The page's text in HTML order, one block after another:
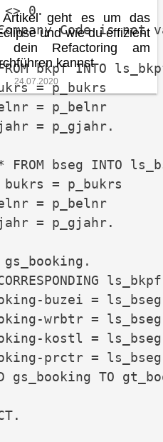
0.
Code is not
bkpf INTO
= p_bukrs
p_belnr
p_gjahr.
bseg INTO
= p_bukrs
p_belnr
p_gjahr.
ls_bkpf
= ls_bseg-
= ls_bseg-
=
=
TO
Artikel geht es um das
und wie du effizient
dein Refactoring am
kannst
24.07.2020